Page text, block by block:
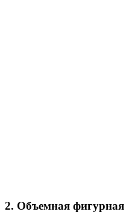
2. Объемная фигурная